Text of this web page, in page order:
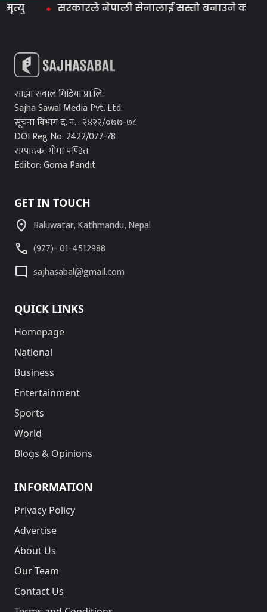
सरकारले नेपाली सेनालाई सस्तो बनाउने काम गर्‍यो
साझा सवाल मिडिया प्रा.लि.
Sajha Sawal Media Pvt. Ltd.
सूचना विभाग द. न. : २४२२/०७७-७८
DOI Reg No: 2422/077-78
सम्पादक: गोमा पण्डित
Editor: Goma Pandit
GET IN TOUCH
location_on Baluwatar, Kathmandu, Nepal
call (977)- 01-4512988
mode_comment sajhasabal@gmail.com
QUICK LINKS
Homepage
National
Business
Entertainment
Sports
World
Blogs & Opinions
INFORMATION
Privacy Policy
Advertise
About Us
Our Team
Contact Us